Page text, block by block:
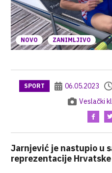
NOVO ZANIMLJIVO
SPORT 06.05.2023
Veslački
Jarnjević je nastupio u
reprezentacije Hrvatske